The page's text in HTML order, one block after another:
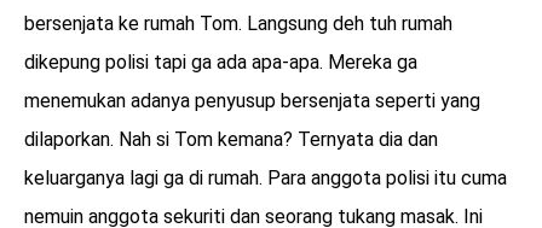
bersenjata ke rumah Tom. Langsung deh tuh rumah
dikepung polisi tapi ga ada apa-apa. Mereka ga
menemukan adanya penyusup bersenjata seperti yang
dilaporkan. Nah si Tom kemana? Ternyata dia dan
keluarganya lagi ga di rumah. Para anggota polisi itu cuma
nemuin anggota sekuriti dan seorang tukang masak. Ini